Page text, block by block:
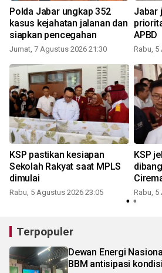
Polda Jabar ungkap 352
kasus kejahatan jalanan dan
siapkan pencegahan
Jumat, 7 Agustus 2026 21:30
Jabar
APBD
Rabu, 5
KSP pastikan kesiapan
Sekolah Rakyat saat MPLS
dimulai
Rabu, 5 Agustus 2026 23:05
KSP
Rabu, 5
Terpopuler
Dewan Energi
BBM antisipasi